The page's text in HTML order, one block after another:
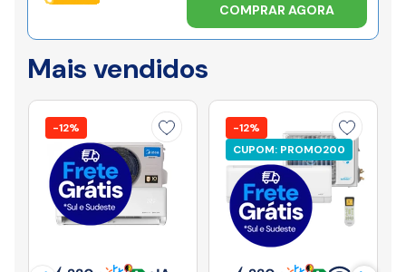
COMPRAR AGORA
Mais vendidos
-12%
-12%
CUPOM: PROMO200